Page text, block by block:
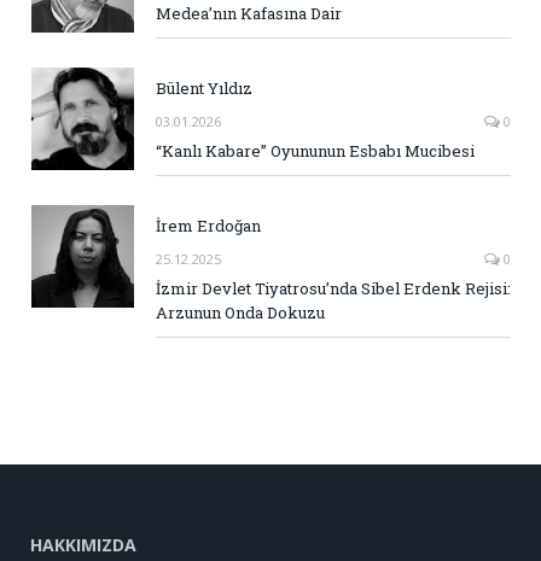
Medea’nın Kafasına Dair
Bülent Yıldız
03.01.2026 0
“Kanlı Kabare” Oyununun Esbabı Mucibesi
İrem Erdoğan
25.12.2025 0
İzmir Devlet Tiyatrosu’nda Sibel Erdenk Rejisi:
Arzunun Onda Dokuzu
HAKKIMIZDA